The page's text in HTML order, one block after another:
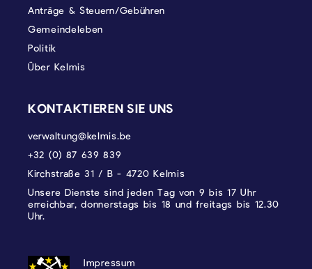
Anträge & Steuern/Gebühren
Gemeindeleben
Politik
Über Kelmis
KONTAKTIEREN SIE UNS
verwaltung@kelmis.be
+32 (0) 87 639 839
Kirchstraße 31 / B - 4720 Kelmis
Unsere Dienste sind jeden Tag von 9 bis 17 Uhr
erreichbar, donnerstags bis 18 und freitags bis 12.30
Uhr.
DATENSCHUTZ, IMPRESSUM UND
Impressum